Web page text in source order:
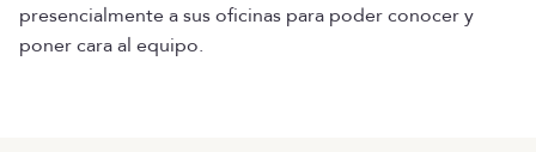
presencialmente a sus oficinas para poder conocer y
poner cara al equipo.